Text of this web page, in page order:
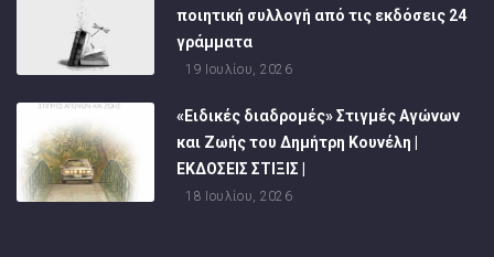
ποιητική συλλογή από τις εκδόσεις 24
γράμματα
19 Ιουλίου, 2026
«Ειδικές διαδρομές» Στιγμές Αγώνων
και Ζωής του Δημήτρη Κουνέλη |
ΕΚΔΟΣΕΙΣ ΣΤΙΞΙΣ |
18 Ιουλίου, 2026